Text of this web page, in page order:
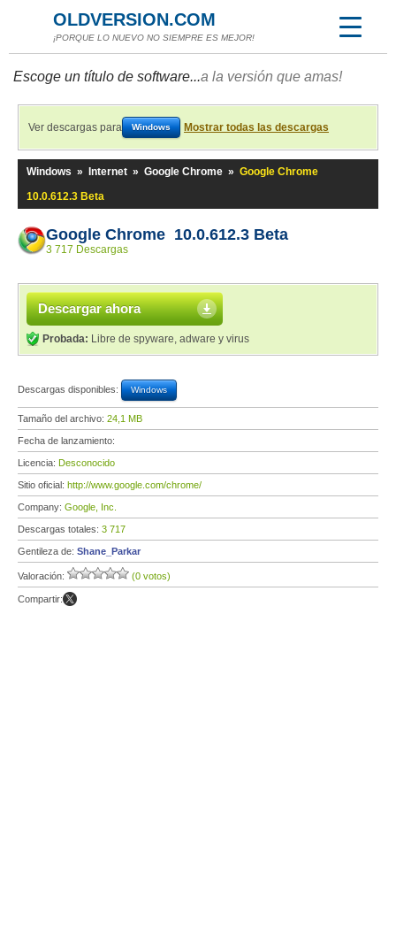
OLDVERSION.COM
¡PORQUE LO NUEVO NO SIEMPRE ES MEJOR!
Escoge un título de software...a la versión que amas!
Ver descargas para Windows Mostrar todas las descargas
Windows » Internet » Google Chrome » Google Chrome
10.0.612.3 Beta
Google Chrome 10.0.612.3 Beta
3 717 Descargas
Descargar ahora
Probada: Libre de spyware, adware y virus
Descargas disponibles: Windows
Tamaño del archivo: 24,1 MB
Fecha de lanzamiento:
Licencia: Desconocido
Sitio oficial: http://www.google.com/chrome/
Company: Google, Inc.
Descargas totales: 3 717
Gentileza de: Shane_Parkar
Valoración: (0 votos)
Compartir: